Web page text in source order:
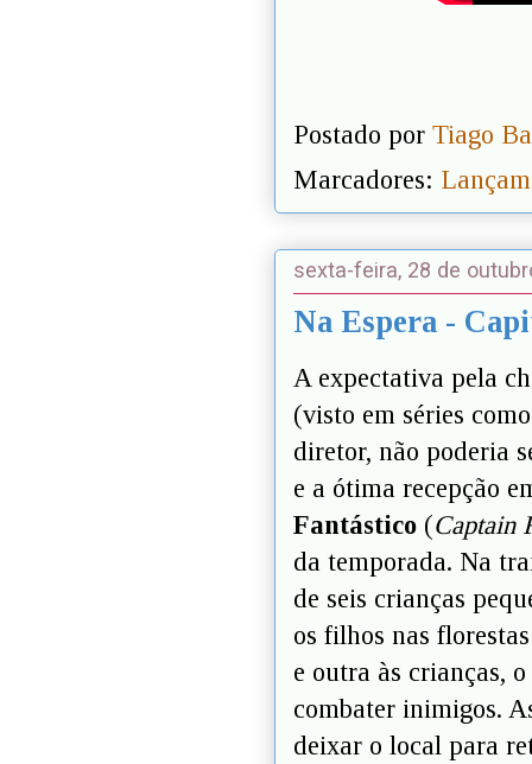
Postado por Tiago
Marcadores:
sexta-feira, 28 de
Na Espera -
A expectativa pela
(visto em séries
diretor, não poderia
e a ótima recepção
Fantástico (Captain
da temporada. Na
de seis crianças
os filhos nas
e outra às crianças,
combater inimigos.
deixar o local para